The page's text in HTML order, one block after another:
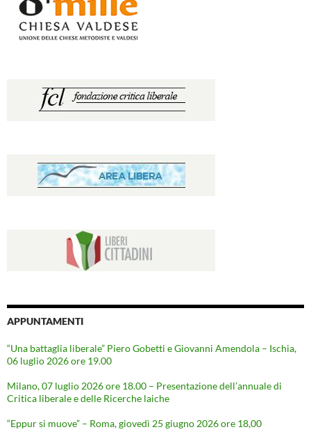
APPUNTAMENTI
“Una battaglia liberale” Piero Gobetti e Giovanni Amendola – Ischia,
06 luglio 2026 ore 19.00
Milano, 07 luglio 2026 ore 18.00 – Presentazione dell’annuale di
Critica liberale e delle Ricerche laiche
“Eppur si muove” – Roma, giovedì 25 giugno 2026 ore 18,00